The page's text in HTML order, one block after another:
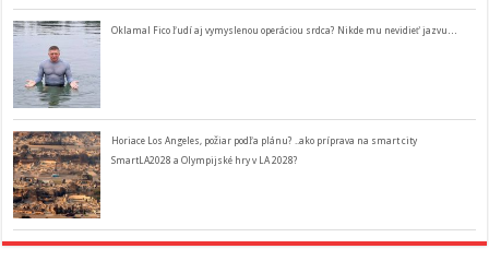
Oklamal Fico ľudí aj vymyslenou operáciou srdca? Nikde mu nevidieť jazvu…
Horiace Los Angeles, požiar podľa plánu? ..ako príprava na smart city
SmartLA2028 a Olympijské hry v LA 2028?